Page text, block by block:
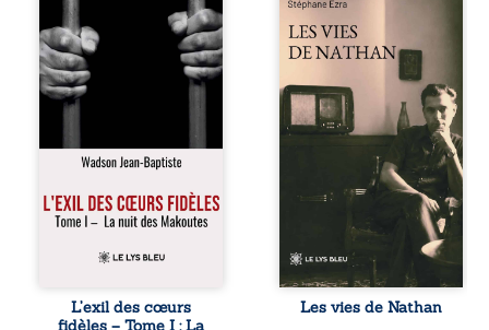
une famille… mais
certaines fidélités
traversent les
années. » Haïti,
sous la dictature
des Duvalier. La
jusque dans les
villages les plus
Jean-Joël Joli
mène une
avec sa famille.
respecté, il refuse
pourtant de
L’exil des cœurs
fidèles – Tome I : La
né en trois jours,
au printemps
2026. Pour la
première fois,
Stéphane Ezra,
médium, a pu
communiquer
avec son père,
disparu depuis
plus de vingt ans
et qu’il n’a jamais
connu. De ce
dialogue par-delà
la mort naissent
des poèmes qui
retracent une vie
Les vies de Nathan